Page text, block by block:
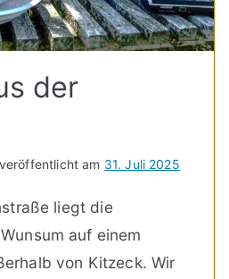
der
am 31. Juli 2025
liegt die
auf einem
von Kitzeck. Wir